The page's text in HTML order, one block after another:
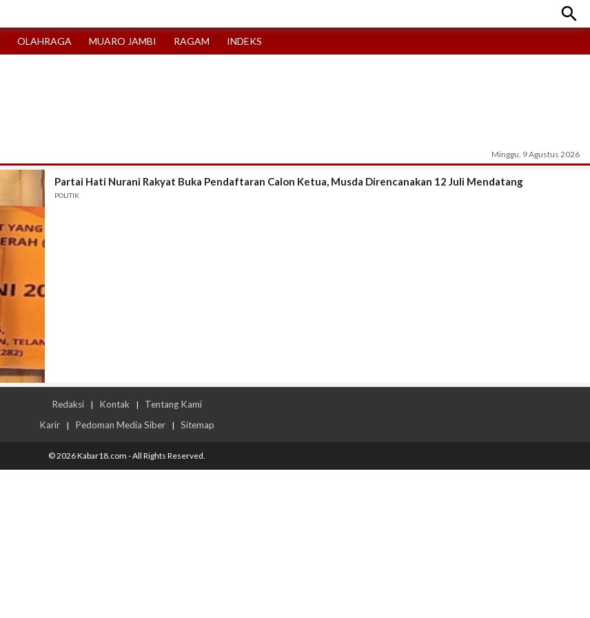

OLAHRAGA MUARO JAMBI RAGAM INDEKS
Minggu, 9 Agustus 2026
Partai Hati Nurani Rakyat Buka Pendaftaran Calon Ketua, Musda Direncanakan 12 Juli Mendatang
POLITIK
Redaksi | Kontak |
Tentang Kami
Karir
| Pedoman Media Siber | Sitemap
© 2026 Kabar18.com - All Rights Reserved.